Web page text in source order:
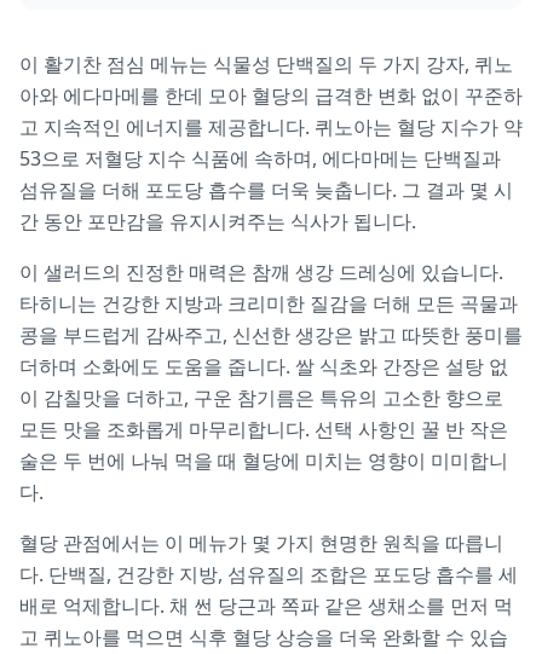
이 활기찬 점심 메뉴는 식물성 단백질의 두 가지 강자, 퀴노
아와 에다마메를 한데 모아 혈당의 급격한 변화 없이 꾸준하
고 지속적인 에너지를 제공합니다. 퀴노아는 혈당 지수가 약
53으로 저혈당 지수 식품에 속하며, 에다마메는 단백질과
섬유질을 더해 포도당 흡수를 더욱 늦춥니다. 그 결과 몇 시
간 동안 포만감을 유지시켜주는 식사가 됩니다.
이 샐러드의 진정한 매력은 참깨 생강 드레싱에 있습니다.
타히니는 건강한 지방과 크리미한 질감을 더해 모든 곡물과
콩을 부드럽게 감싸주고, 신선한 생강은 밝고 따뜻한 풍미를
더하며 소화에도 도움을 줍니다. 쌀 식초와 간장은 설탕 없
이 감칠맛을 더하고, 구운 참기름은 특유의 고소한 향으로
모든 맛을 조화롭게 마무리합니다. 선택 사항인 꿀 반 작은
술은 두 번에 나눠 먹을 때 혈당에 미치는 영향이 미미합니
다.
혈당 관점에서는 이 메뉴가 몇 가지 현명한 원칙을 따릅니
다. 단백질, 건강한 지방, 섬유질의 조합은 포도당 흡수를 세
배로 억제합니다. 채 썬 당근과 쪽파 같은 생채소를 먼저 먹
고 퀴노아를 먹으면 식후 혈당 상승을 더욱 완화할 수 있습